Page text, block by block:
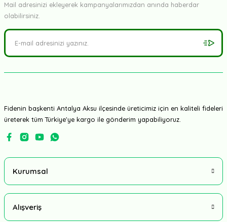
Yüksel Tohum
24.000,00 TL
TÜKENDİ
Mail adresinizi ekleyerek kampanyalarımızdan anında haberdar
olabilirsiniz.
Fidenin başkenti Antalya Aksu ilçesinde üreticimiz için en kaliteli fideleri
üreterek tüm Türkiye'ye kargo ile gönderim yapabiliyoruz.
Kurumsal
Alışveriş